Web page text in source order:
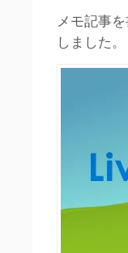
メモ記事
しました。